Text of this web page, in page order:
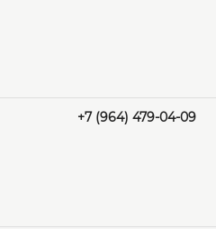
+7 (964) 479-04-09